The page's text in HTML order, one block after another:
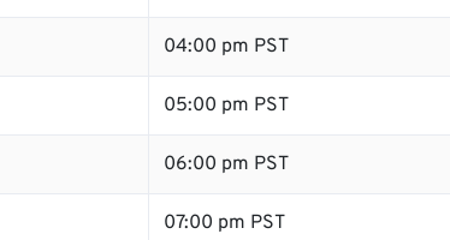
04:00 pm PST
05:00 pm PST
06:00 pm PST
07:00 pm PST